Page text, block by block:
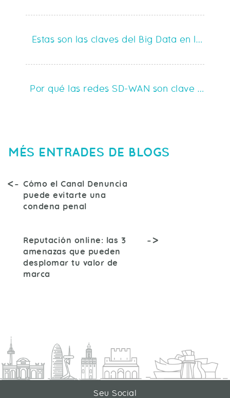
Estas son las claves del Big Data en la
Por qué las redes SD-WAN son clave para
MÉS ENTRADES DE BLOGS
Cómo el Canal Denuncia
puede evitarte una
condena penal
Reputación online: las 3
amenazas que pueden
desplomar tu valor de
marca
Seu Social